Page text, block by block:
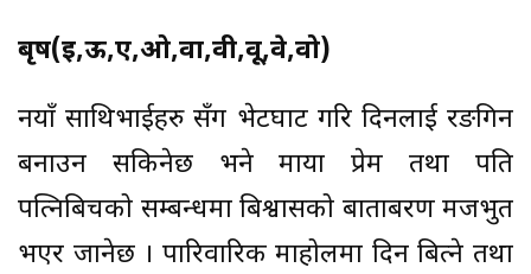
बृष(ई,ऊ,ए,ओ,वा,वी,वू,वे,वो)
नयाँ साथिभाईहरु सँग भेटघाट गरि दिनलाई रङगिन
बनाउन सकिनेछ भने माया प्रेम तथा पति
पत्निबिचको सम्बन्धमा बिश्वासको बाताबरण मजभुत
भएर जानेछ । पारिवारिक माहोलमा दिन बित्ने तथा